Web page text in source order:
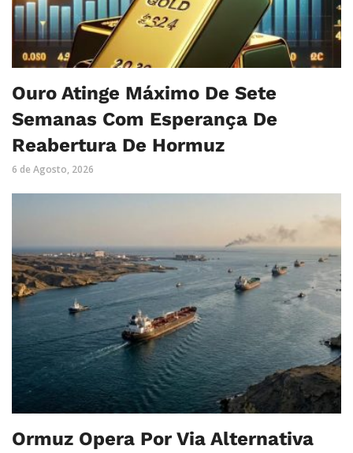
Ouro Atinge Máximo De Sete
Semanas Com Esperança De
Reabertura De Hormuz
6 de Agosto, 2026
Ormuz Opera Por Via Alternativa